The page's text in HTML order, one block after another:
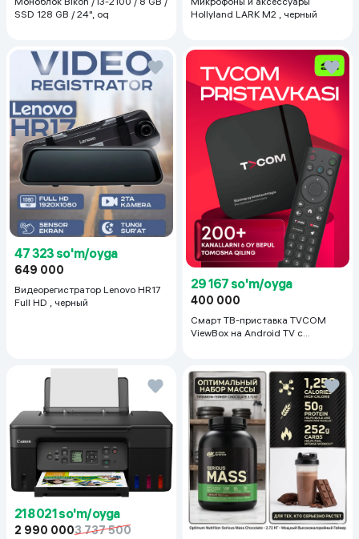
SSD 128 GB / 24", oq
Hollyland LARK M2 , черный
47 323 so'm/oyga
649 000
Видеорегистратор Lenovo HR17
Full HD , черный
29 167 so'm/oyga
400 000
Смарт ТВ-приставка TVCOM
ViewBox на Android TV с
218 021 so'm/oyga
2 990 0003 737 500